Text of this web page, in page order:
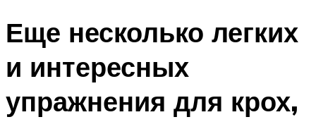
Еще несколько легких
и интересных
упражнения для крох,